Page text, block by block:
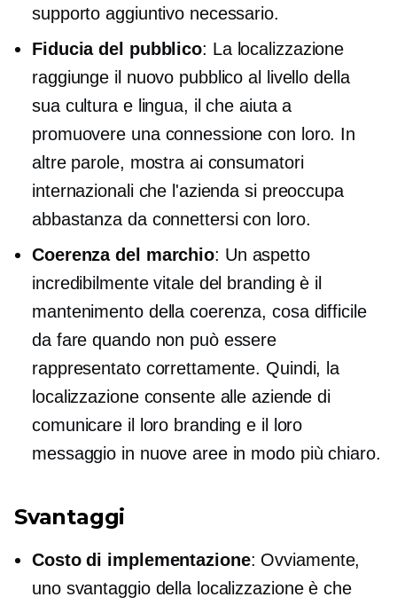
supporto aggiuntivo necessario.
Fiducia del pubblico: La localizzazione
raggiunge il nuovo pubblico al livello della
sua cultura e lingua, il che aiuta a
promuovere una connessione con loro. In
altre parole, mostra ai consumatori
internazionali che l'azienda si preoccupa
abbastanza da connettersi con loro.
Coerenza del marchio: Un aspetto
incredibilmente vitale del branding è il
mantenimento della coerenza, cosa difficile
da fare quando non può essere
rappresentato correttamente. Quindi, la
localizzazione consente alle aziende di
comunicare il loro branding e il loro
messaggio in nuove aree in modo più chiaro.
Svantaggi
Costo di implementazione: Ovviamente,
uno svantaggio della localizzazione è che